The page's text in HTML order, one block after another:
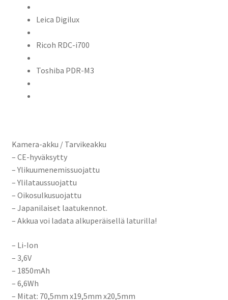
Leica Digilux
Ricoh RDC-i700
Toshiba PDR-M3
Kamera-akku / Tarvikeakku
– CE-hyväksytty
– Ylikuumenemissuojattu
– Ylilataussuojattu
– Oikosulkusuojattu
– Japanilaiset laatukennot.
– Akkua voi ladata alkuperäisellä laturilla!
– Li-Ion
– 3,6V
– 1850mAh
– 6,6Wh
– Mitat: 70,5mm x19,5mm x20,5mm